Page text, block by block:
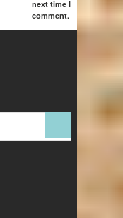
next time I
comment.